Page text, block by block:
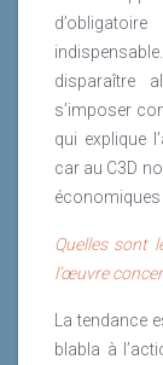
disparaître
s’imposer
qui explique
car au C3D
économiques
Quelles sont
l’œuvre
La tendance
blabla à